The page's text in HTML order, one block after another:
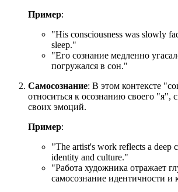
Пример:
"His consciousness was slowly
sleep."
"Его сознание медленно
погружался в сон."
Самосознание: В этом контексте
относиться к осознанию своего "я",
своих эмоций.
Пример:
"The artist's work reflects a deep
identity and culture."
"Работа художника отражает
самосознание идентичности и